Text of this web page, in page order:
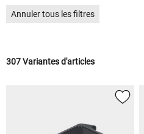
Annuler tous les filtres
307 Variantes d'articles